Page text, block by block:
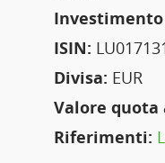
ISIN:
Divisa: EUR
Valore quota
Riferimenti: